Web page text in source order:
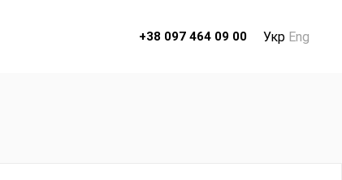
+38 097 464 09 00 Укр Eng